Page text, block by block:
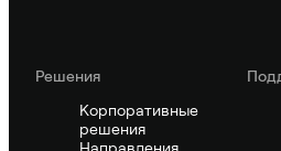
Решения
Корпоративные
решения